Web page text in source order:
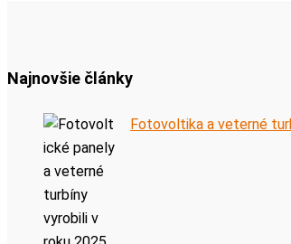
Najnovšie články
Fotovoltika a veterné